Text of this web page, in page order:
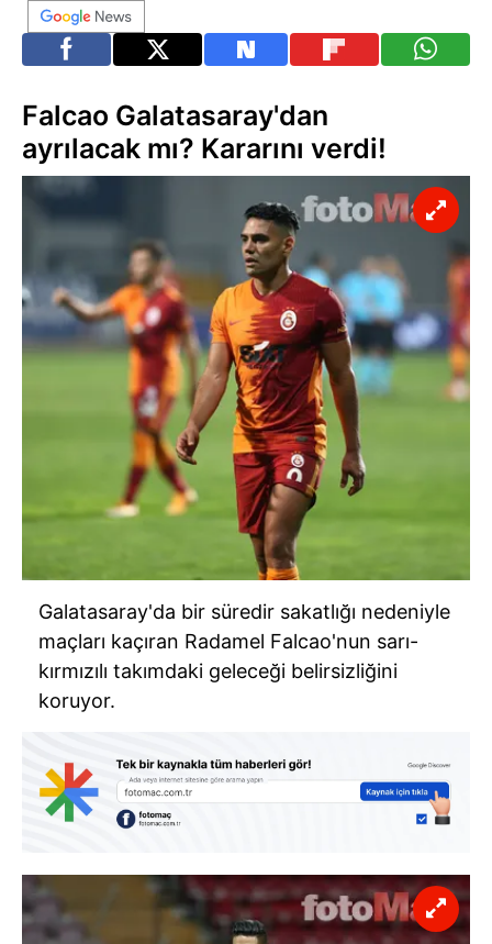
Falcao Galatasaray'dan
ayrılacak mı? Kararını verdi!
Galatasaray'da bir süredir sakatlığı nedeniyle
maçları kaçıran Radamel Falcao'nun sarı-
kırmızılı takımdaki geleceği belirsizliğini
koruyor.